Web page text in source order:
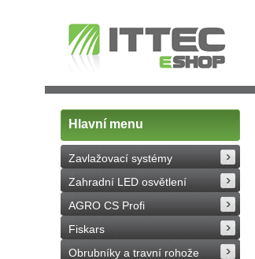
Hlavní menu
Zavlažovací systémy
Zahradní LED osvětlení
AGRO CS Profi
Fiskars
Obrubníky a travní rohože